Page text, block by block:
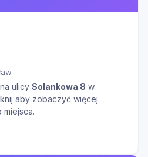
ulicy Solankowa 8 w
aby zobaczyć więcej
miejsca.